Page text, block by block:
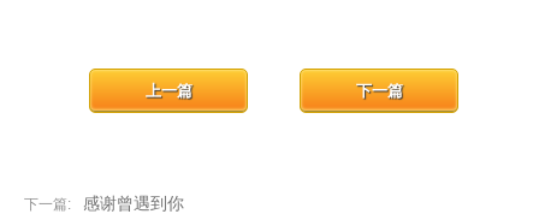
下一篇: 感谢曾遇到你
下一篇
上一篇